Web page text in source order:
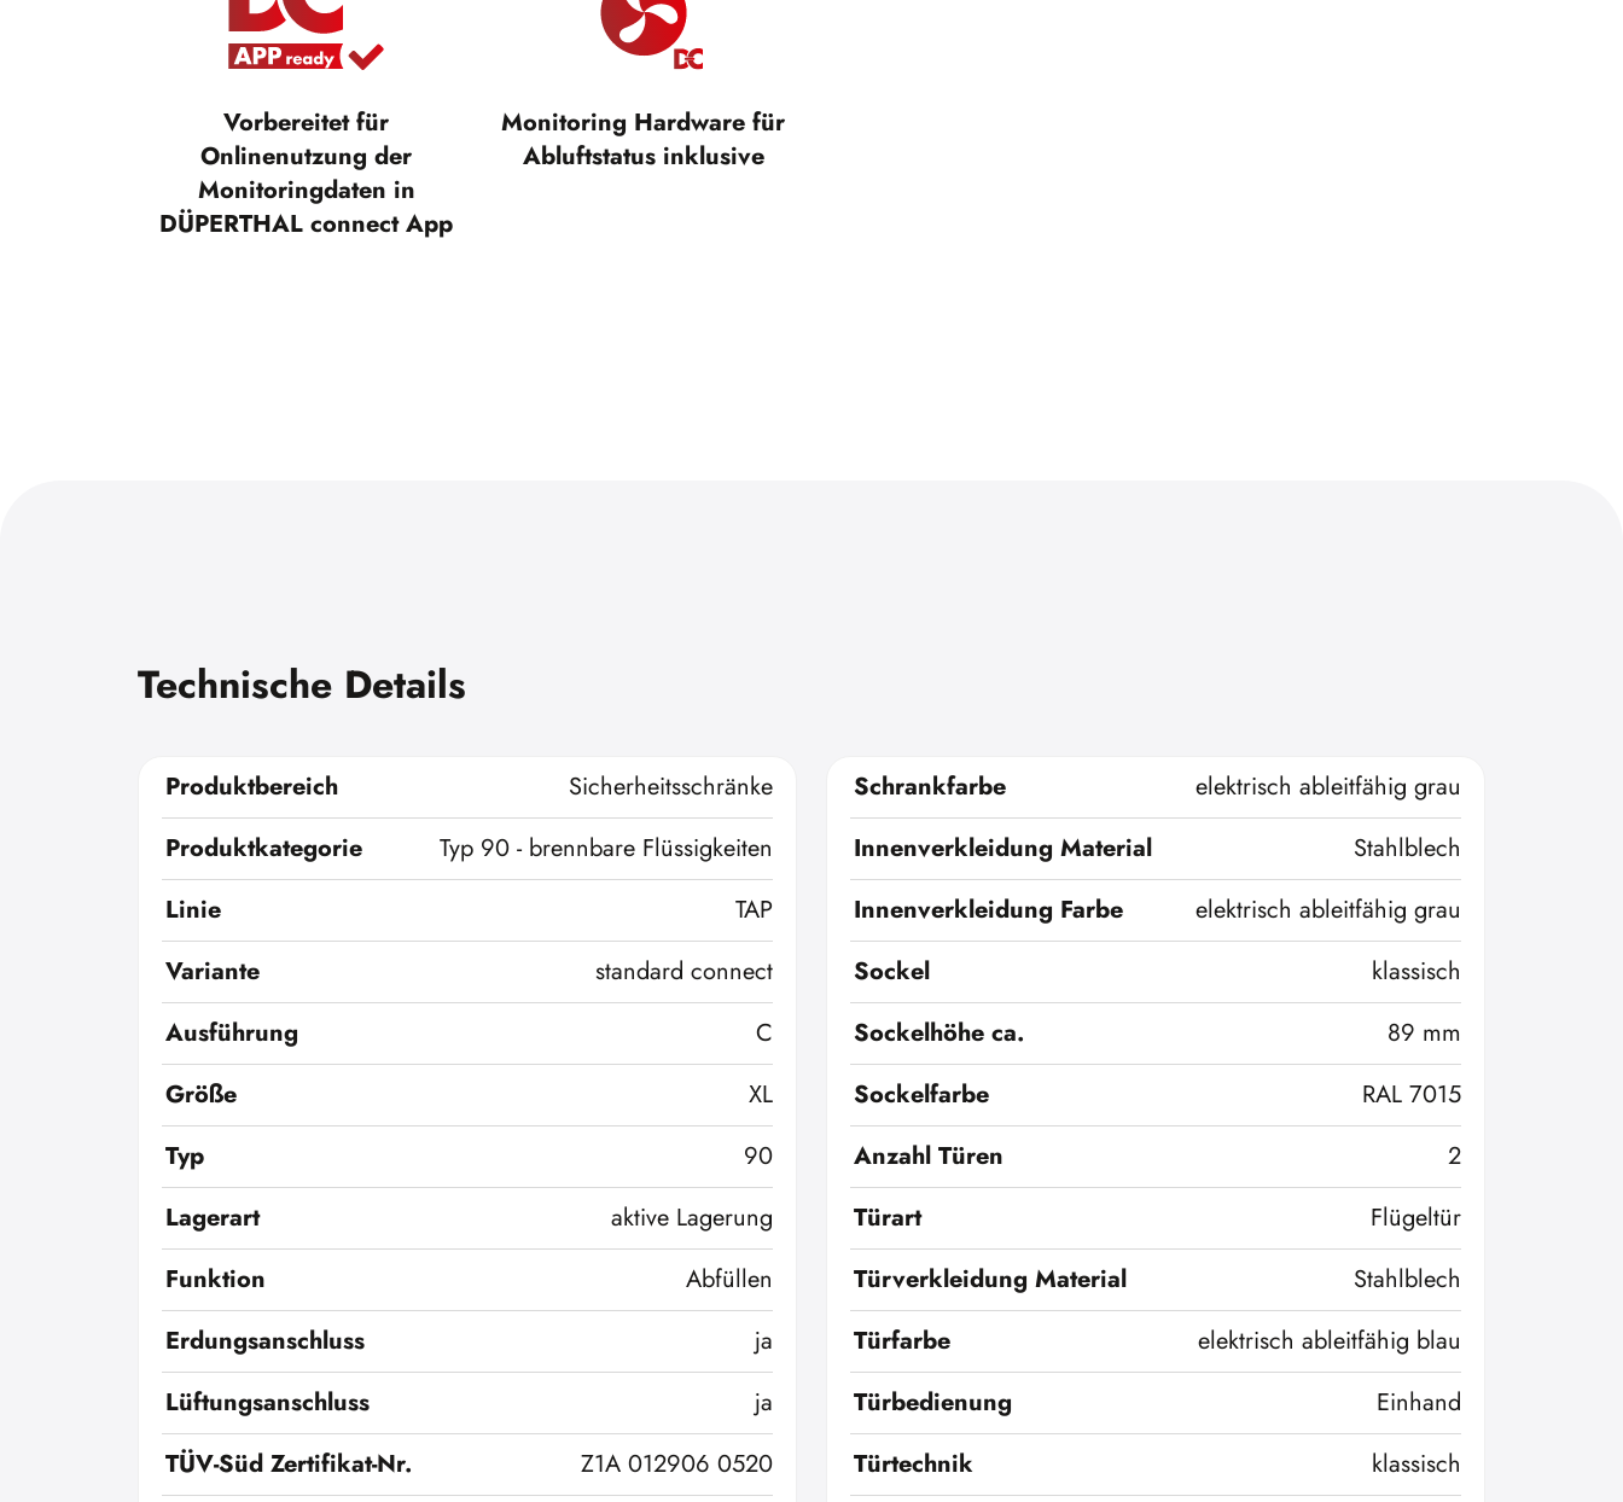
Vorbereitet für
Onlinenutzung der
Monitoringdaten in
DÜPERTHAL connect App
Monitoring Hardware für
Abluftstatus inklusive
Technische Details
Produktbereich
Sicherheitsschränke
Produktkategorie
Typ 90 - brennbare Flüssigkeiten
Linie
TAP
Variante
standard connect
Ausführung
C
Größe
XL
Typ
90
Lagerart
aktive Lagerung
Funktion
Abfüllen
Erdungsanschluss
ja
Lüftungsanschluss
ja
TÜV-Süd Zertifikat-Nr.
Z1A 012906 0520
Schrankfarbe
elektrisch ableitfähig grau
Innenverkleidung Material
Stahlblech
Innenverkleidung Farbe
elektrisch ableitfähig grau
Sockel
klassisch
Sockelhöhe ca.
89 mm
Sockelfarbe
RAL 7015
Anzahl Türen
2
Türart
Flügeltür
Türverkleidung Material
Stahlblech
Türfarbe
elektrisch ableitfähig blau
Türbedienung
Einhand
Türtechnik
klassisch